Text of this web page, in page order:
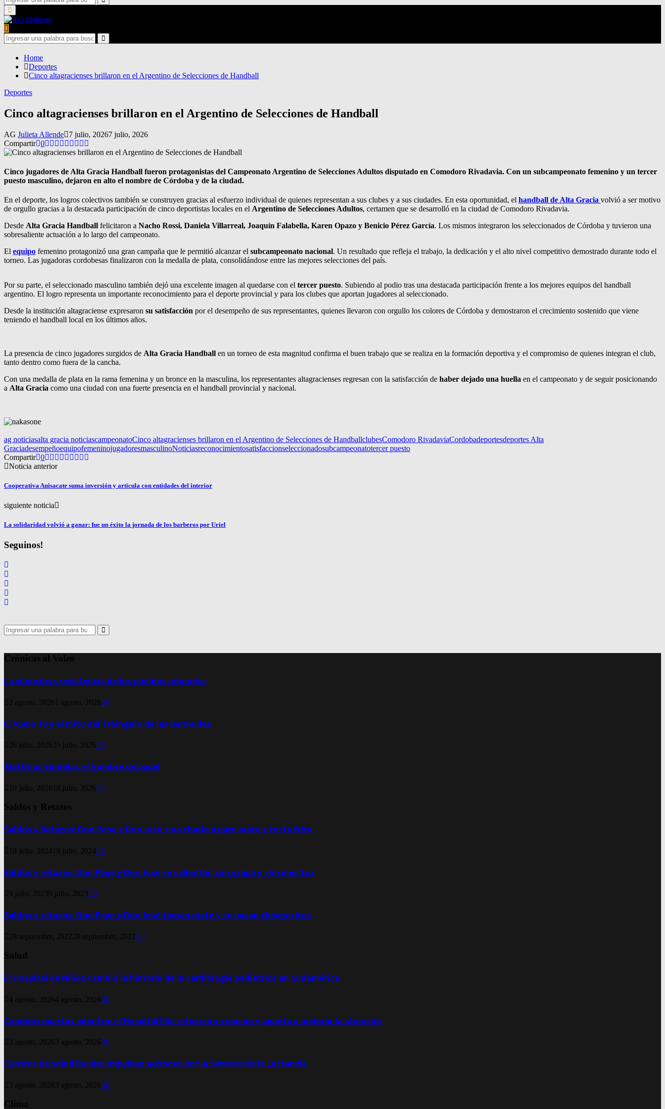
for:
Search
Primary
Menu
Search
for:
Search
Home
Deportes
Cinco altagracienses brillaron en el Argentino de Selecciones de Handball
Deportes
Cinco altagracienses brillaron en el Argentino de Selecciones de Handball
AG Julieta Allende 7 julio, 20267 julio, 2026
Compartir 0
Cinco jugadores de Alta Gracia Handball fueron protagonistas del Campeonato Argentino de Selecciones Adultos disputado en Comodoro Rivadavia. Con un subcampeonato femenino y un tercer
puesto masculino, dejaron en alto el nombre de Córdoba y de la ciudad.
En el deporte, los logros colectivos también se construyen gracias al esfuerzo individual de quienes representan a sus clubes y a sus ciudades. En esta oportunidad, el handball de Alta Gracia volvió a ser motivo
de orgullo gracias a la destacada participación de cinco deportistas locales en el Argentino de Selecciones Adultos, certamen que se desarrolló en la ciudad de Comodoro Rivadavia.
Desde Alta Gracia Handball felicitaron a Nacho Rossi, Daniela Villarreal, Joaquín Falabella, Karen Opazo y Benicio Pérez García. Los mismos integraron los seleccionados de Córdoba y tuvieron una
sobresaliente actuación a lo largo del campeonato.
El equipo femenino protagonizó una gran campaña que le permitió alcanzar el subcampeonato nacional. Un resultado que refleja el trabajo, la dedicación y el alto nivel competitivo demostrado durante todo el
torneo. Las jugadoras cordobesas finalizaron con la medalla de plata, consolidándose entre las mejores selecciones del país.
Por su parte, el seleccionado masculino también dejó una excelente imagen al quedarse con el tercer puesto. Subiendo al podio tras una destacada participación frente a los mejores equipos del handball
argentino. El logro representa un importante reconocimiento para el deporte provincial y para los clubes que aportan jugadores al seleccionado.
Desde la institución altagraciense expresaron su satisfacción por el desempeño de sus representantes, quienes llevaron con orgullo los colores de Córdoba y demostraron el crecimiento sostenido que viene
teniendo el handball local en los últimos años.
La presencia de cinco jugadores surgidos de Alta Gracia Handball en un torneo de esta magnitud confirma el buen trabajo que se realiza en la formación deportiva y el compromiso de quienes integran el club,
tanto dentro como fuera de la cancha.
Con una medalla de plata en la rama femenina y un bronce en la masculina, los representantes altagracienses regresan con la satisfacción de haber dejado una huella en el campeonato y de seguir posicionando
a Alta Gracia como una ciudad con una fuerte presencia en el handball provincial y nacional.
ag noticiasalta gracia noticiascampeonatoCinco altagracienses brillaron en el Argentino de Selecciones de HandballclubesComodoro RivadaviaCordobadeportesdeportes Alta
GraciadesempeñoequipofemeninojugadoresmasculinoNoticiasreconocimientosatisfaccionseleccionadosubcampeonatotercer puesto
Compartir 0
Noticia anterior
Cooperativa Anisacate suma inversión y articula con entidades del interior
siguiente noticia
La solidaridad volvió a ganar: fue un éxito la jornada de los barberos por Uriel
Seguinos!
Search
for:
Search
Crónicas al Voleo
La silenciosa resistencia de los pueblos nómadas
2 agosto, 2026 1 agosto, 2026 0
El Vuelo 19 y el mito del Triángulo de las Bermudas
26 julio, 2026 25 julio, 2026 0
Matthias Sindelar, el hombre de papel
19 julio, 2026 18 julio, 2026 0
Saldos y Retazos
Saldos y Retazos: Don Pepe y Don José, una charla a puro mate y torta frita
18 julio, 2024 18 julio, 2024 0
Saldos y retazos: Don Pepe y Don José se calientan con grapa y chismecitos
9 julio, 20239 julio, 2023 0
Saldos y retazos: Don Pepe y Don José toman mate y se pasan chismecitos
28 septiembre, 2022 28 septiembre, 2022 0
Salud
El Hospital de Niños cambió la historia de la cardiología pediátrica en Sudamérica
4 agosto, 20264 agosto, 2026 0
Cambios puertas adentro: el Hospital Illia refuerza su equipo y apunta a mejorar la atención
3 agosto, 2026 3 agosto, 2026 0
Centros de salud locales impulsan acciones por la Semana de la Lactancia
3 agosto, 2026 3 agosto, 2026 0
Clima